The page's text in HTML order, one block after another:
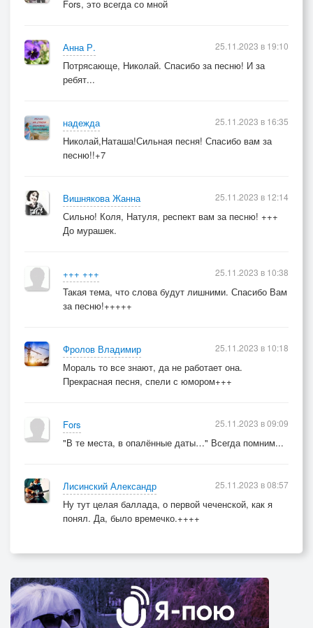
Fors, это всегда со мной
Анна Р.
Потрясающе, Николай. Спасибо за песню! И за
ребят...
25.11.2023 в 19:10
надежда
Николай,Наташа!Сильная песня! Спасибо вам за
песню!!+7
25.11.2023 в 16:35
Вишнякова Жанна
Сильно! Коля, Натуля, респект вам за песню! +++
До мурашек.
25.11.2023 в 12:14
+++ +++
Такая тема, что слова будут лишними. Спасибо Вам
за песню!+++++
25.11.2023 в 10:38
Фролов Владимир
Мораль то все знают, да не работает она.
Прекрасная песня, спели с юмором+++
25.11.2023 в 10:18
Fors
"В те места, в опалённые даты…" Всегда помним...
25.11.2023 в 09:09
Лисинский Александр
Ну тут целая баллада, о первой чеченской, как я
понял. Да, было времечко.++++
25.11.2023 в 08:57